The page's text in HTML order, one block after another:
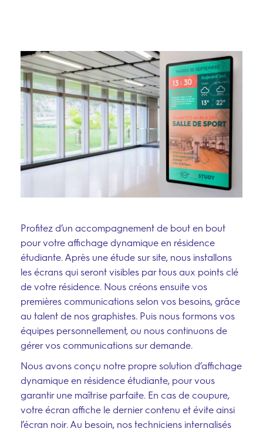
Profitez d’un accompagnement de bout en bout
pour votre affichage dynamique en résidence
étudiante. Après une étude sur site, nous installons
les écrans qui seront visibles par tous aux points clé
de votre résidence. Nous créons ensuite vos
premières communications selon vos besoins, grâce
au talent de nos graphistes. Puis nous formons vos
équipes personnellement, ou nous continuons de
gérer vos communications sur demande.
Nous avons conçu notre propre solution d’affichage
dynamique en résidence étudiante, pour vous
garantir une maîtrise parfaite. En cas de coupure,
votre écran affiche le dernier contenu et évite ainsi
l’écran noir. Au besoin, nos techniciens internalisés